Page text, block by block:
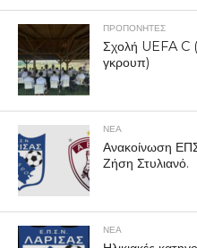
ΠΡΟΠΟΝΗΤΈΣ
Σχολή UEFA C
γκρουπ)
ΝΕΑ
Ανακοίνωση
Ζήση Στυλιανό.
ΝΕΑ